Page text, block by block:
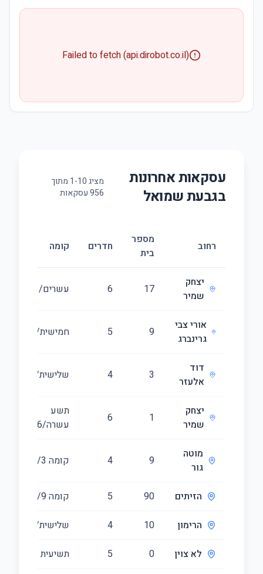
Failed to fetch (api.dirobot.co.il)
עסקאות אחרונות
בגבעת שמואל
מציג 1-10
מתוך
956עסקאות
רחוב
מספר
בית
חדרים קומה
יצחק
שמיר
17
6 עשרים/21
אורי צבי
גרינברג
9
5 חמישית/13
דוד
אלעזר
3
4 שלישית/6
יצחק
שמיר
1
6
תשע
עשרה/16
מוטה
גור
9
4 קומה ‎3‏/23
הזיתים 90
5 קומה ‎9‏/14
הרימון 10
4 שלישית/19
לא צוין 0
5 תשיעית